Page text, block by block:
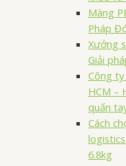
Màng
Pháp
Xưởng
Giải
Công
HCM –
quấn
Cách
6.8kg